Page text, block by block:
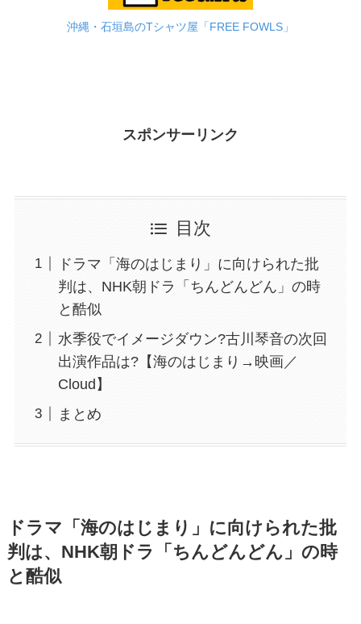
沖縄・石垣島のTシャツ屋「FREE FOWLS」
スポンサーリンク
目次
ドラマ「海のはじまり」に向けられた批
判は、NHK朝ドラ「ちんどんどん」の時
と酷似
水季役でイメージダウン?古川琴音の次回
出演作品は?【海のはじまり→映画／
Cloud】
まとめ
ドラマ「海のはじまり」に向けられた批
判は、NHK朝ドラ「ちんどんどん」の時
と酷似